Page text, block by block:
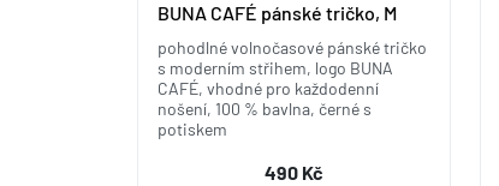
BUNA CAFÉ pánské tričko, M
pohodlné volnočasové pánské tričko
s moderním střihem, logo BUNA
CAFÉ, vhodné pro každodenní
nošení, 100 % bavlna, černé s
potiskem
490 Kč